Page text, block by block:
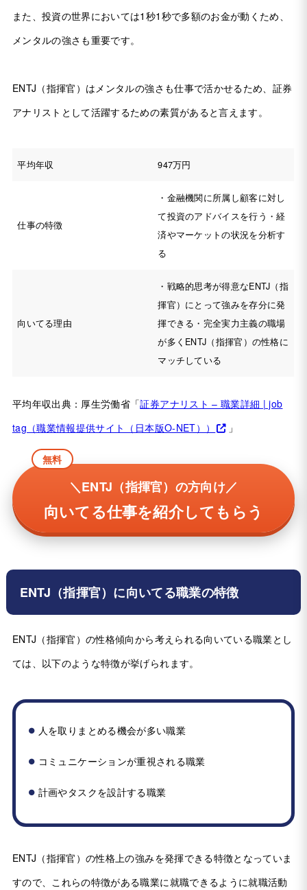
また、投資の世界においては1秒1秒で多額のお金が動くため、
メンタルの強さも重要です。
ENTJ（指揮官）はメンタルの強さも仕事で活かせるため、証券
アナリストとして活躍するための素質があると言えます。
平均年収 947万円
仕事の特徴
・金融機関に所属し顧客に対し
て投資のアドバイスを行う・経
済やマーケットの状況を分析す
る
向いてる理由
・戦略的思考が得意なENTJ（指
揮官）にとって強みを存分に発
揮できる・完全実力主義の職場
が多くENTJ（指揮官）の性格に
マッチしている
平均年収出典：厚生労働省「証券アナリスト – 職業詳細 | job
tag（職業情報提供サイト（日本版O-NET））
」
無料
＼ENTJ（指揮官）の方向け／
向いてる仕事を紹介してもらう
ENTJ（指揮官）に向いてる職業の特徴
ENTJ（指揮官）の性格傾向から考えられる向いている職業とし
ては、以下のような特徴が挙げられます。
人を取りまとめる機会が多い職業
コミュニケーションが重視される職業
計画やタスクを設計する職業
ENTJ（指揮官）の性格上の強みを発揮できる特徴となっていま
すので、これらの特徴がある職業に就職できるように就職活動